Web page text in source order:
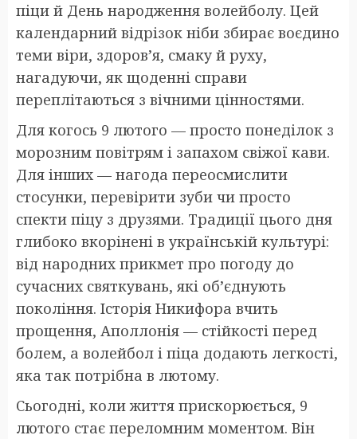
піци й День народження волейболу. Цей
календарний відрізок ніби збирає воєдино
теми віри, здоров’я, смаку й руху,
нагадуючи, як щоденні справи
переплітаються з вічними цінностями.
Для когось 9 лютого — просто понеділок з
морозним повітрям і запахом свіжої кави.
Для інших — нагода переосмислити
стосунки, перевірити зуби чи просто
спекти піцу з друзями. Традиції цього дня
глибоко вкорінені в українській культурі:
від народних прикмет про погоду до
сучасних святкувань, які об’єднують
покоління. Історія Никифора вчить
прощення, Аполлонія — стійкості перед
болем, а волейбол і піца додають легкості,
яка так потрібна в лютому.
Сьогодні, коли життя прискорюється, 9
лютого стає переломним моментом. Він